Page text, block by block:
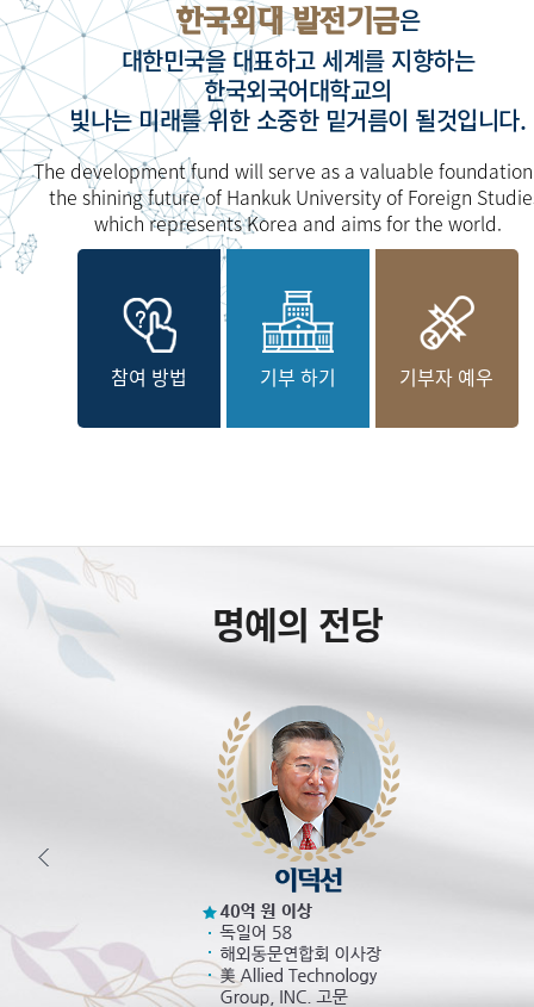
한국외대 발전기금은
대한민국을 대표하고 세계를 지향하는
한국외국어대학교의
빛나는 미래를 위한 소중한 밑거름이 될것입니다.
The development fund will serve as a valuable
the shining future of Hankuk University of Foreign
which represents Korea and aims for the world.
참여 방법 기부 하기 기부자 예우
명예의 전당